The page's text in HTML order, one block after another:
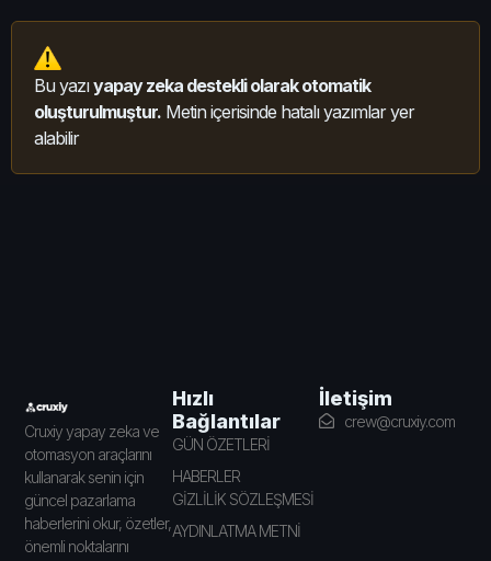
Bu yazıyapay zeka destekli olarak otomatik
oluşturulmuştur. Metin içerisinde hatalı yazımlar yer
alabilir
Cruxiy yapay zeka ve
otomasyon araçlarını
kullanarak senin için
güncel pazarlama
haberlerini okur, özetler,
önemli noktalarını
Hızlı
Bağlantılar
GÜN ÖZETLERİ
HABERLER
GİZLİLİK SÖZLEŞMESİ
AYDINLATMA METNİ
İletişim
crew@cruxiy.com